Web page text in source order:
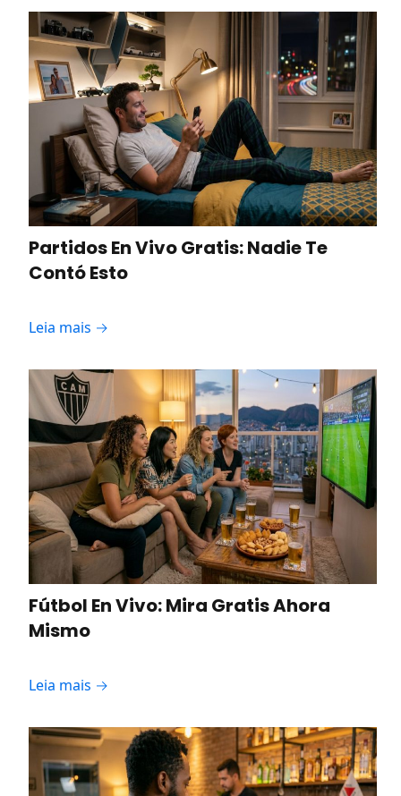
Partidos En Vivo Gratis: Nadie Te
Contó Esto
Leia mais →
Fútbol En Vivo: Mira Gratis Ahora
Mismo
Leia mais →